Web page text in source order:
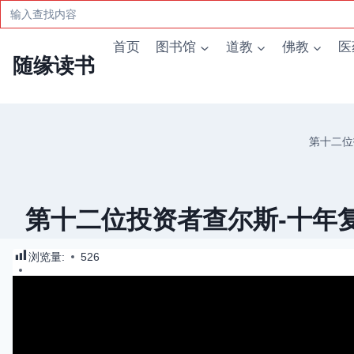
Search
for:
随缘读书
首页 图书馆 道教 佛教
第十二
第十二位投资者查尔斯-十年
浏览量: 526